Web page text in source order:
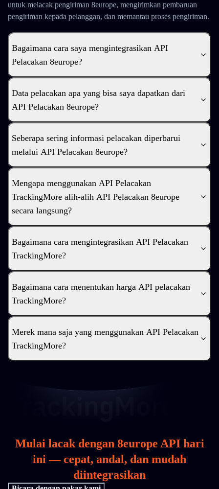
untuk melacak pengiriman 8europe, mengirimkan pembaruan
pengiriman kepada pelanggan, dan memantau proses pengiriman.
Bagaimana cara saya mengintegrasikan API
Pelacakan 8europe?
Data pelacakan apa yang bisa saya dapatkan dari
API Pelacakan 8europe?
Seberapa sering informasi pelacakan diperbarui
melalui API Pelacakan 8europe?
Mengapa menggunakan API Pelacakan
TrackingMore alih-alih API Pelacakan 8europe
secara langsung?
Bagaimana cara mengintegrasikan API Pelacakan
TrackingMore?
Bagaimana cara menentukan harga API pelacakan
TrackingMore?
Merek mana saja yang menggunakan API Pelacakan
TrackingMore?
Mulai lacak dengan 8europe API hari
ini — cepat, andal, dan mudah
diintegrasikan